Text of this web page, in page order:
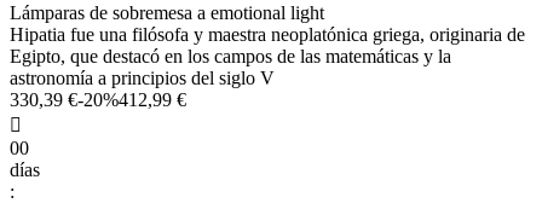
Lámparas de sobremesa a emotional light
Hipatia fue una filósofa y maestra neoplatónica griega, originaria de
Egipto, que destacó en los campos de las matemáticas y la
astronomía a principios del siglo V
330,39 €-20%412,99 €

00
días
: